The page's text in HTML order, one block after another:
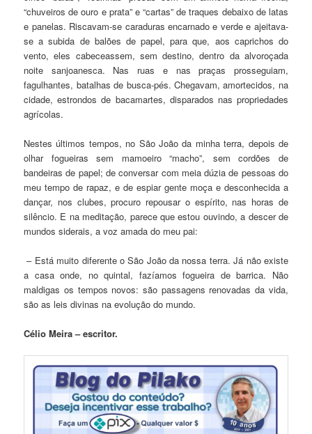
“chuveiros de ouro e prata” e “cartas” de traques debaixo de latas
e panelas. Riscavam-se caraduras encarnado e verde e ajeitava-
se a subida de balões de papel, para que, aos caprichos do
vento, eles cabeceassem, sem destino, dentro da alvoroçada
noite sanjoanesca. Nas ruas e nas praças prosseguiam,
fagulhantes, batalhas de busca-pés. Chegavam, amortecidos, na
cidade, estrondos de bacamartes, disparados nas propriedades
agrícolas.
Nestes últimos tempos, no São João da minha terra, depois de
olhar fogueiras sem mamoeiro “macho”, sem cordões de
bandeiras de papel; de conversar com meia dúzia de pessoas do
meu tempo de rapaz, e de espiar gente moça e desconhecida a
dançar, nos clubes, procuro repousar o espírito, nas horas de
silêncio. E na meditação, parece que estou ouvindo, a descer de
mundos siderais, a voz amada do meu pai:
– Está muito diferente o São João da nossa terra. Já não existe
a casa onde, no quintal, fazíamos fogueira de barrica. Não
maldigas os tempos novos: são passagens renovadas da vida,
são as leis divinas na evolução do mundo.
Célio Meira – escritor.